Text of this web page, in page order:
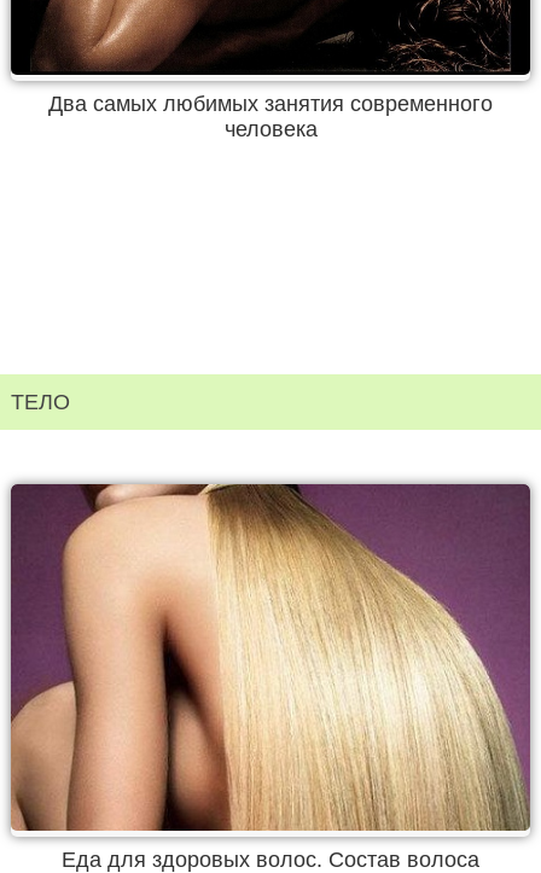
Два самых любимых занятия современного
человека
ТЕЛО
Еда для здоровых волос. Состав волоса